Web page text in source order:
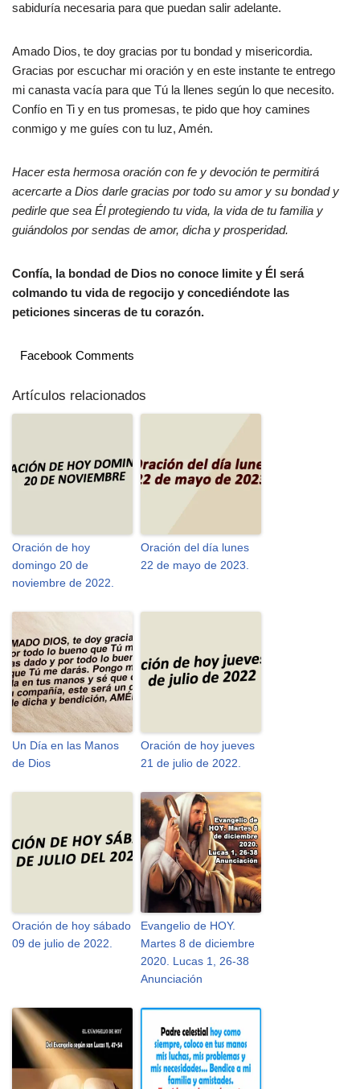
sabiduría necesaria para que puedan salir adelante.
Amado Dios, te doy gracias por tu bondad y misericordia.
Gracias por escuchar mi oración y en este instante te entrego
mi canasta vacía para que Tú la llenes según lo que necesito.
Confío en Ti y en tus promesas, te pido que hoy camines
conmigo y me guíes con tu luz, Amén.
Hacer esta hermosa oración con fe y devoción te permitirá
acercarte a Dios darle gracias por todo su amor y su bondad y
pedirle que sea Él protegiendo tu vida, la vida de tu familia y
guiándolos por sendas de amor, dicha y prosperidad.
Confía, la bondad de Dios no conoce limite y Él será
colmando tu vida de regocijo y concediéndote las
peticiones sinceras de tu corazón.
Facebook Comments
Artículos relacionados
Oración de hoy
domingo 20 de
noviembre de 2022.
Oración del día lunes
22 de mayo de 2023.
Un Día en las Manos
de Dios
Oración de hoy jueves
21 de julio de 2022.
Oración de hoy sábado
09 de julio de 2022.
Evangelio de HOY.
Martes 8 de diciembre
2020. Lucas 1, 26-38
Anunciación